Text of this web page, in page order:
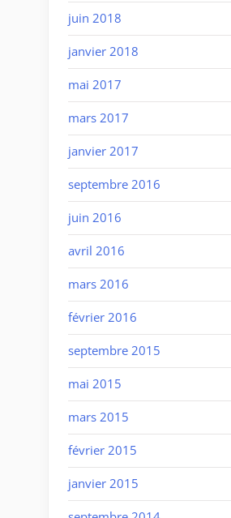
juin 2018
janvier 2018
mai 2017
mars 2017
janvier 2017
septembre 2016
juin 2016
avril 2016
mars 2016
février 2016
septembre 2015
mai 2015
mars 2015
février 2015
janvier 2015